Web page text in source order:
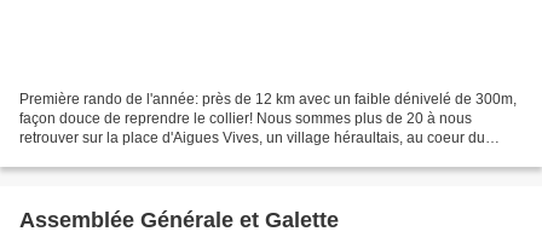
Première rando de l'année: près de 12 km avec un faible dénivelé de 300m,
façon douce de reprendre le collier! Nous sommes plus de 20 à nous
retrouver sur la place d'Aigues Vives, un village héraultais, au coeur du
Assemblée Générale et Galette